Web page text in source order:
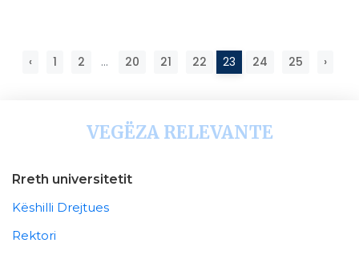
‹ 1 2 ... 20 21 22 23 24 25 ›
VEGËZA RELEVANTE
Rreth universitetit
Këshilli Drejtues
Rektori